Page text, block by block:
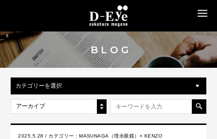
BLOG
カテゴリーを選択
アーカイブ
2025.5.28 / カテゴリー：MASUNAGA（増永眼鏡）× KENZO